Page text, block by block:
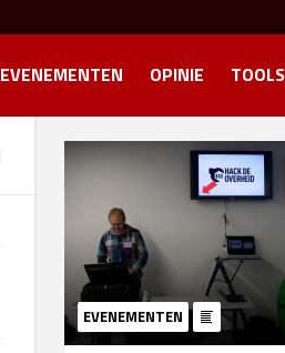
EVENEMENTEN OPINIE TOOLS
EVENEMENTEN